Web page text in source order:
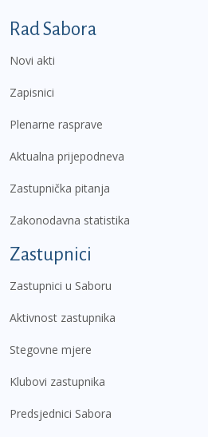
Podnožje prvi izbornik
Rad Sabora
Novi akti
Zapisnici
Plenarne rasprave
Aktualna prijepodneva
Zastupnička pitanja
Zakonodavna statistika
Zastupnici
Zastupnici u Saboru
Aktivnost zastupnika
Stegovne mjere
Klubovi zastupnika
Predsjednici Sabora